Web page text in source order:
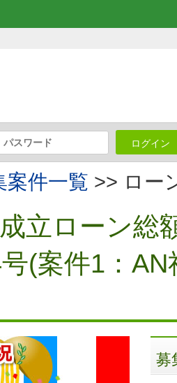
ログイン
案件一覧 >> ロー
成立ローン
(案件1：
募